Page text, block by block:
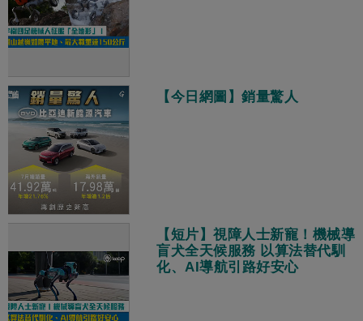
【今日網圖】銷量驚人
【短片】視障人士新寵！機械導
盲犬全天候服務 以算法替代馴
化、AI導航引路好安心